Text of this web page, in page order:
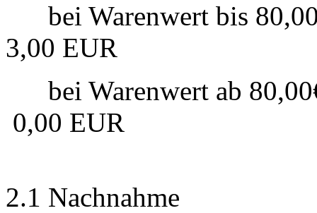
bei Warenwert bis
3,00 EUR
bei Warenwert ab
0,00 EUR
2.1 Nachnahme